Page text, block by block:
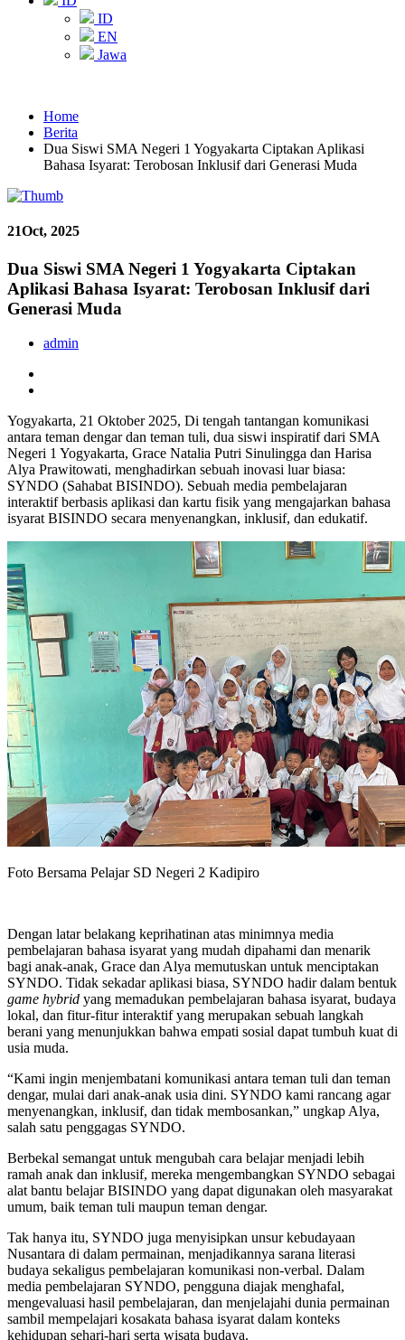
ID
EN
Jawa
Home
Berita
Dua Siswi SMA Negeri 1 Yogyakarta Ciptakan Aplikasi
Bahasa Isyarat: Terobosan Inklusif dari Generasi Muda
21Oct, 2025
Dua Siswi SMA Negeri 1 Yogyakarta Ciptakan
Aplikasi Bahasa Isyarat: Terobosan Inklusif dari
Generasi Muda
admin
Yogyakarta, 21 Oktober 2025, Di tengah tantangan komunikasi
antara teman dengar dan teman tuli, dua siswi inspiratif dari SMA
Negeri 1 Yogyakarta, Grace Natalia Putri Sinulingga dan Harisa
Alya Prawitowati, menghadirkan sebuah inovasi luar biasa:
SYNDO (Sahabat BISINDO). Sebuah media pembelajaran
interaktif berbasis aplikasi dan kartu fisik yang mengajarkan bahasa
isyarat BISINDO secara menyenangkan, inklusif, dan edukatif.
Foto Bersama Pelajar SD Negeri 2 Kadipiro
Dengan latar belakang keprihatinan atas minimnya media
pembelajaran bahasa isyarat yang mudah dipahami dan menarik
bagi anak-anak, Grace dan Alya memutuskan untuk menciptakan
SYNDO. Tidak sekadar aplikasi biasa, SYNDO hadir dalam bentuk
game hybrid yang memadukan pembelajaran bahasa isyarat, budaya
lokal, dan fitur-fitur interaktif yang merupakan sebuah langkah
berani yang menunjukkan bahwa empati sosial dapat tumbuh kuat di
usia muda.
“Kami ingin menjembatani komunikasi antara teman tuli dan teman
dengar, mulai dari anak-anak usia dini. SYNDO kami rancang agar
menyenangkan, inklusif, dan tidak membosankan,” ungkap Alya,
salah satu penggagas SYNDO.
Berbekal semangat untuk mengubah cara belajar menjadi lebih
ramah anak dan inklusif, mereka mengembangkan SYNDO sebagai
alat bantu belajar BISINDO yang dapat digunakan oleh masyarakat
umum, baik teman tuli maupun teman dengar.
Tak hanya itu, SYNDO juga menyisipkan unsur kebudayaan
Nusantara di dalam permainan, menjadikannya sarana literasi
budaya sekaligus pembelajaran komunikasi non-verbal. Dalam
media pembelajaran SYNDO, pengguna diajak menghafal,
mengevaluasi hasil pembelajaran, dan menjelajahi dunia permainan
sambil mempelajari kosakata bahasa isyarat dalam konteks
kehidupan sehari-hari serta wisata budaya.